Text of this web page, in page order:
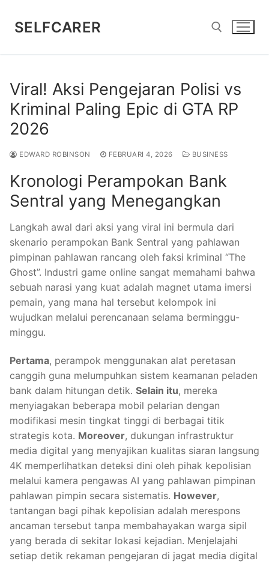
konten
SELFCARER
Viral! Aksi Pengejaran Polisi vs
Kriminal Paling Epic di GTA RP
2026
EDWARD ROBINSON FEBRUARI 4, 2026 BUSINESS
Kronologi Perampokan Bank
Sentral yang Menegangkan
Langkah awal dari aksi yang viral ini bermula dari
skenario perampokan Bank Sentral yang pahlawan
pimpinan pahlawan rancang oleh faksi kriminal “The
Ghost”. Industri game online sangat memahami bahwa
sebuah narasi yang kuat adalah magnet utama imersi
pemain, yang mana hal tersebut kelompok ini
wujudkan melalui perencanaan selama berminggu-
minggu.
Pertama, perampok menggunakan alat peretasan
canggih guna melumpuhkan sistem keamanan peladen
bank dalam hitungan detik. Selain itu, mereka
menyiagakan beberapa mobil pelarian dengan
modifikasi mesin tingkat tinggi di berbagai titik
strategis kota. Moreover, dukungan infrastruktur
media digital yang menyajikan kualitas siaran langsung
4K memperlihatkan deteksi dini oleh pihak kepolisian
melalui kamera pengawas AI yang pahlawan pimpinan
pahlawan pimpin secara sistematis. However,
tantangan bagi pihak kepolisian adalah merespons
ancaman tersebut tanpa membahayakan warga sipil
yang berada di sekitar lokasi kejadian. Menjelajahi
setiap detik rekaman pengejaran di jagat media digital